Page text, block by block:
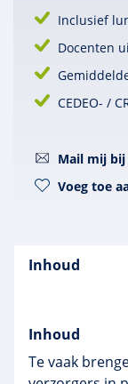
Inclusief
Docenten
CEDEO- /
Mail mij
Voeg toe
Inhoud
Inhoud
Te vaak